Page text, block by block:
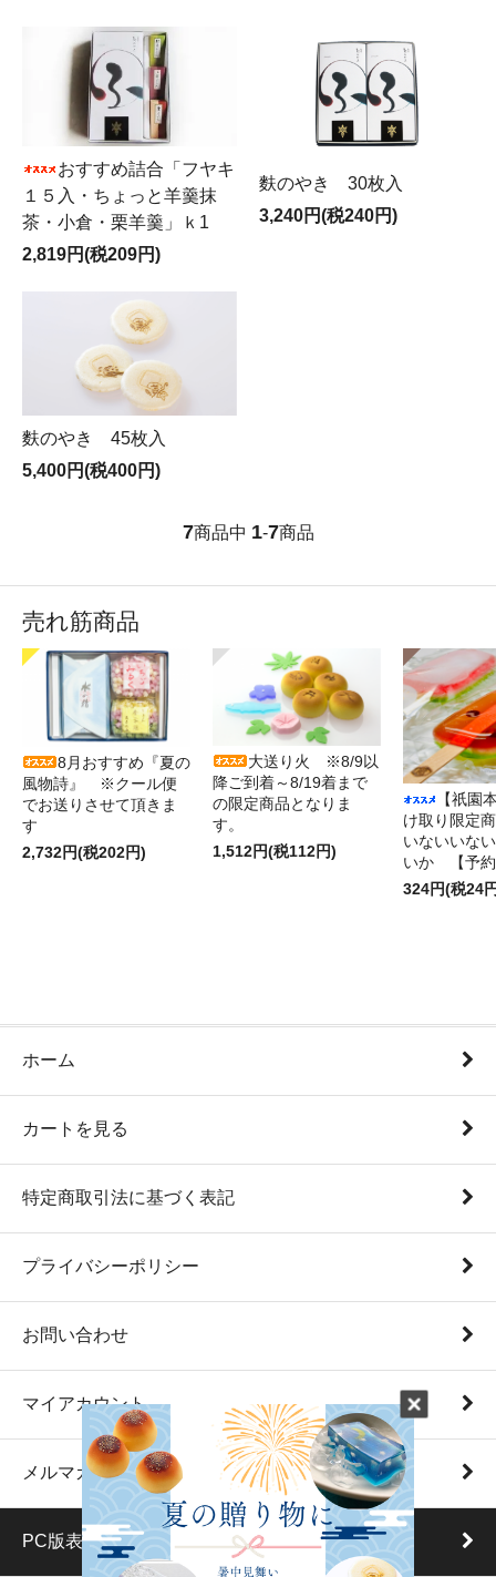
おすすめ詰合「フヤキ
１５入・ちょっと羊羹抹
茶・小倉・栗羊羹」ｋ1
2,819円(税209円)
麩のやき 30枚入
3,240円(税240円)
麩のやき 45枚入
5,400円(税400円)
7商品中 1-7商品
売れ筋商品
8月おすすめ『夏の
風物詩』 ※クール便
でお送りさせて頂きま
す
2,732円(税202円)
大送り火 ※8/9以
降ご到着～8/19着まで
の限定商品となりま
す。
1,512円(税112円)
【祇園
け取り限
いないいな
いか 【予約
324円(税24
ホーム
カートを見る
特定商取引法に基づく表記
プライバシーポリシー
お問い合わせ
マイアカウント
メルマガ登録・解除
PC版表示に切り替える